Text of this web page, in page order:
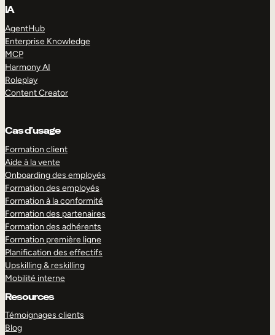
IA
AgentHub
Enterprise Knowledge
MCP
Harmony AI
Roleplay
Content Creator
Cas d’usage
Formation client
Aide à la vente
Onboarding des employés
Formation des employés
Formation à la conformité
Formation des partenaires
Formation des adhérents
Formation première ligne
Planification des effectifs
Upskilling & reskilling
Mobilité interne
Resources
Témoignages clients
Blog